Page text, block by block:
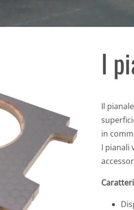
I
Il
in
I pianali